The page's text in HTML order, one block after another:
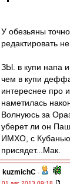
У обезьяны
редактировать
ЗЫ. в купи напа
чем в купи
интереснее про
наметилась
Волнуюсь за
уберет ли он
ИМХО, с Кубанью
присядет...Мак.
kuzmichC -